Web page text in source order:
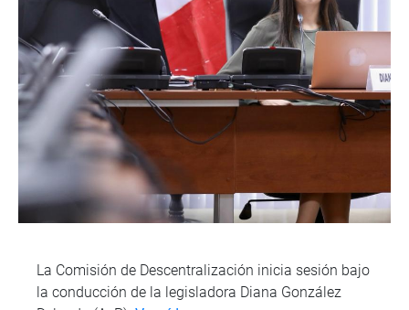
La Comisión de Descentralización inicia sesión bajo
la conducción de la legisladora Diana González